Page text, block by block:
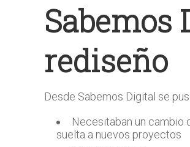
rediseño
Desde Sabemos Digital se
Necesitaban un cambio
suelta a nuevos proyectos